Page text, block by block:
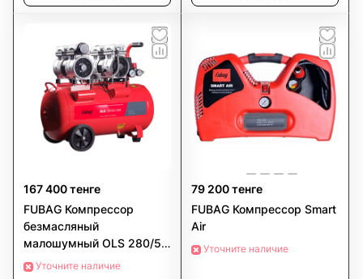
167 400 тенге
FUBAG Компрессор
безмасляный
малошумный OLS 280/50
CM2Уточните наличие
79 200 тенге
FUBAG Компрессор Smart
Air
Уточните наличие